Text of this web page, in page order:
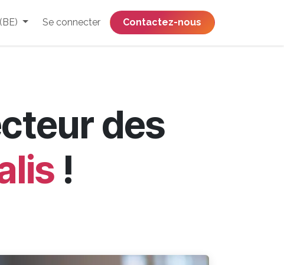
Se connecter ​​​​​​​​​​​​​​​​Contactez-nous
des
!